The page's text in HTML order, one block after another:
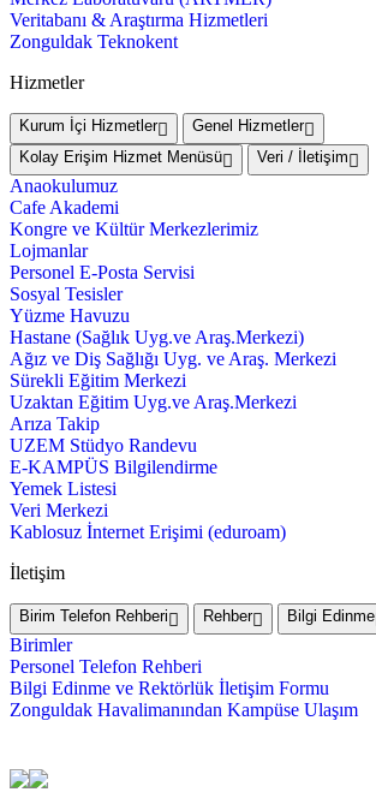
Veritabanı & Araştırma Hizmetleri
Zonguldak Teknokent
Hizmetler
Kurum İçi Hizmetler
Genel Hizmetler
Kolay Erişim Hizmet Menüsü
Veri / İletişim
Anaokulumuz
Cafe Akademi
Kongre ve Kültür Merkezlerimiz
Lojmanlar
Personel E-Posta Servisi
Sosyal Tesisler
Yüzme Havuzu
Hastane (Sağlık Uyg.ve Araş.Merkezi)
Ağız ve Diş Sağlığı Uyg. ve Araş. Merkezi
Sürekli Eğitim Merkezi
Uzaktan Eğitim Uyg.ve Araş.Merkezi
Arıza Takip
UZEM Stüdyo Randevu
E-KAMPÜS Bilgilendirme
Yemek Listesi
Veri Merkezi
Kablosuz İnternet Erişimi (eduroam)
İletişim
Birim Telefon Rehberi Rehber Bilgi Edinme
Birimler
Personel Telefon Rehberi
Bilgi Edinme ve Rektörlük İletişim Formu
Zonguldak Havalimanından Kampüse Ulaşım